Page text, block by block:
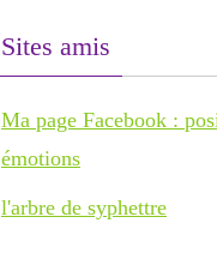
Sites amis
Ma page Facebook :
émotions
l'arbre de syphettre